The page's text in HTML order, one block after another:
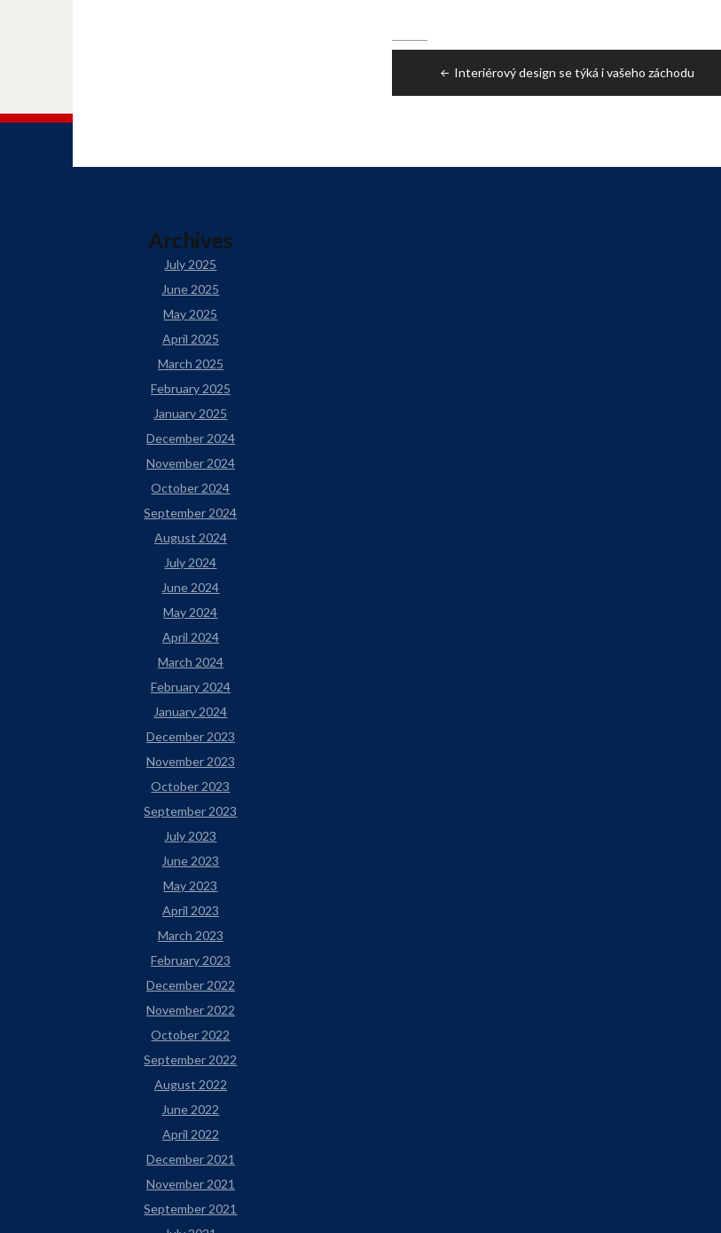
navigationInteriérový design se týká i vašeho záchodu
Archives
July 2025
June 2025
May 2025
April 2025
March 2025
February 2025
January 2025
December 2024
November 2024
October 2024
September 2024
August 2024
July 2024
June 2024
May 2024
April 2024
March 2024
February 2024
January 2024
December 2023
November 2023
October 2023
September 2023
July 2023
June 2023
May 2023
April 2023
March 2023
February 2023
December 2022
November 2022
October 2022
September 2022
August 2022
June 2022
April 2022
December 2021
November 2021
September 2021